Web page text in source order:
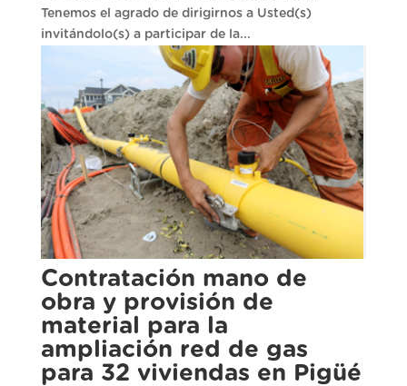
Tenemos el agrado de dirigirnos a Usted(s)
invitándolo(s) a participar de la...
Contratación mano de
obra y provisión de
material para la
ampliación red de gas
para 32 viviendas en Pigüé